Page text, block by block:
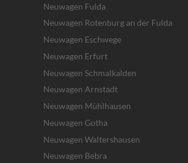
Neuwagen Fulda
Neuwagen Rotenburg an der Fulda
Neuwagen Eschwege
Neuwagen Erfurt
Neuwagen Schmalkalden
Neuwagen Arnstadt
Neuwagen Mühlhausen
Neuwagen Gotha
Neuwagen Waltershausen
Neuwagen Bebra